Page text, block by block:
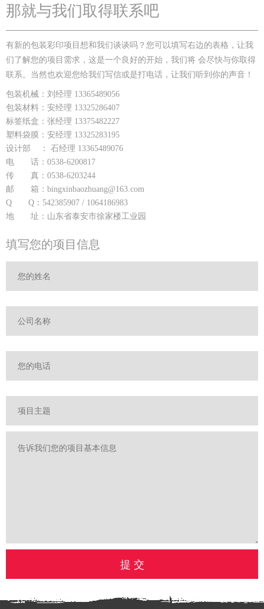
那就与我们取得联系吧
有新的包装彩印项目想和我们谈谈吗？您可以填写右边的表格，让我
们了解您的项目需求，这是一个良好的开始，我们将 会尽快与你取得
联系。当然也欢迎您给我们写信或是打电话，让我们听到你的声音！
包装机械：刘经理 13365489056
包装材料：安经理 13325286407
标签纸盒：张经理 13375482227
塑料袋膜：安经理 13325283195
设计部 ： 石经理 13365489076
电 话：0538-6200817
传 真：0538-6203244
邮 箱：bingxinbaozhuang@163.com
Q Q：542385907 / 1064186983
地 址：山东省泰安市徐家楼工业园
填写您的项目信息